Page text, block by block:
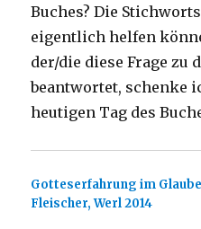
Buches? Die
eigentlich helfen
der/die diese Frage zu
beantwortet, schenke
heutigen Tag des
Gotteserfahrung im
Fleischer, Werl 2014